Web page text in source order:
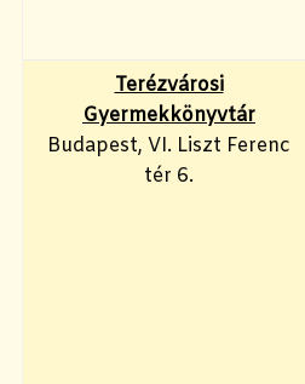
Terézvárosi
Gyermekkönyvtár
Budapest, VI. Liszt Ferenc
tér 6.